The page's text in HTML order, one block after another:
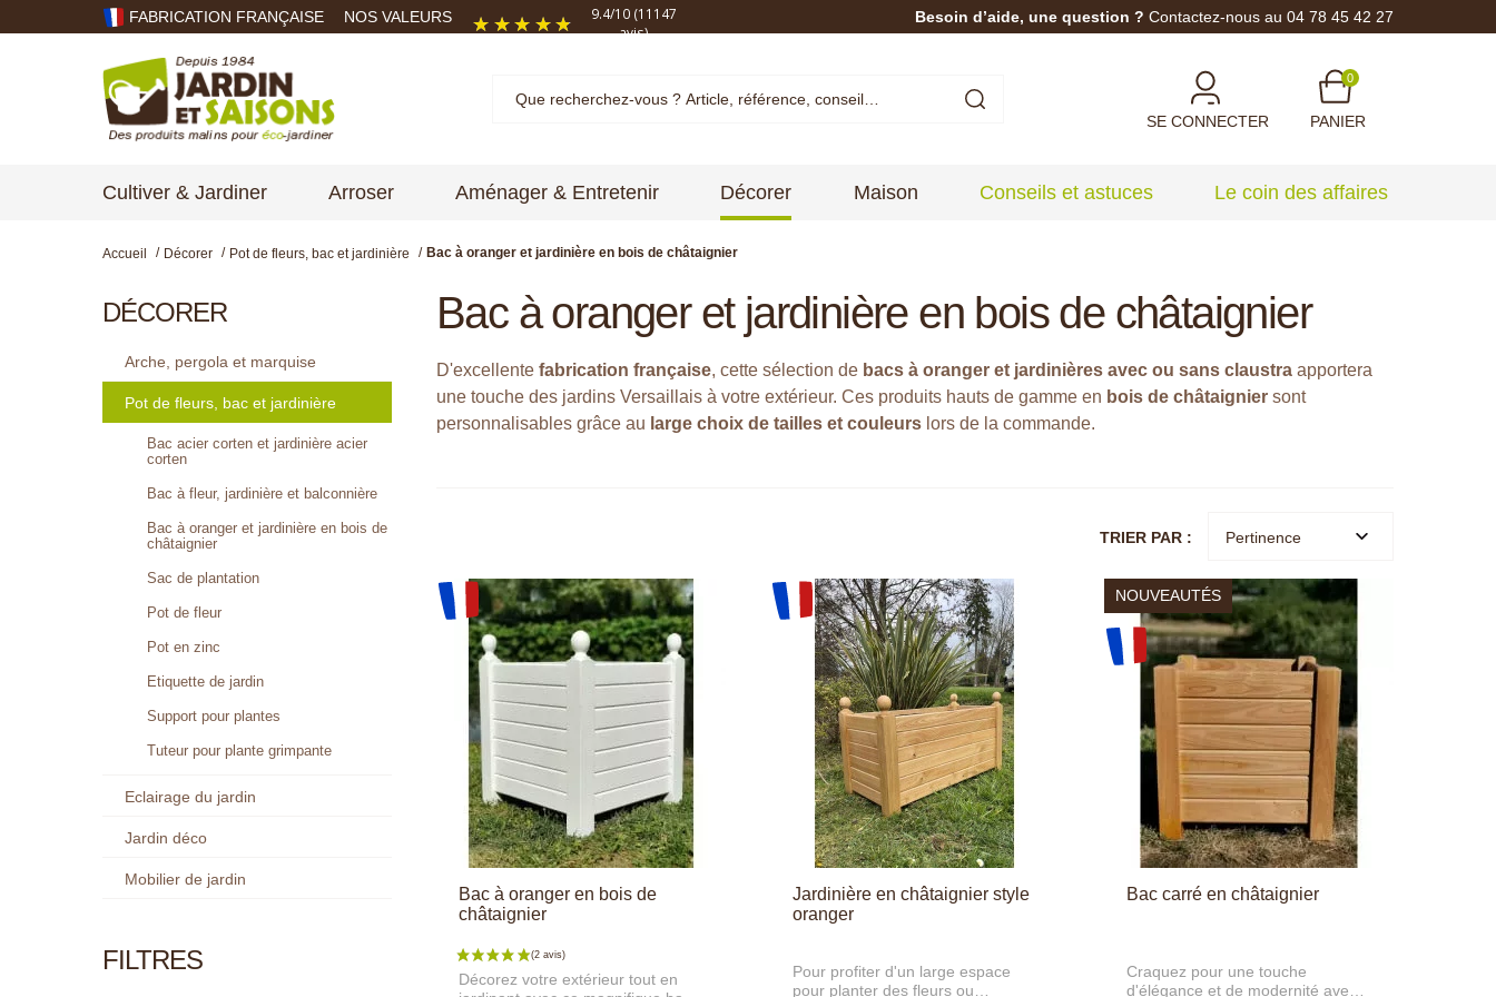
FABRICATION FRANÇAISE NOS VALEURS
avis)
Besoin d’aide, une question ? Contactez-nous au 04 78 45 42 27
SE CONNECTER PANIER
0
Cultiver & Jardiner Arroser Aménager & Entretenir Décorer Maison Conseils et astuces Le coin des affaires
Accueil Décorer Pot de fleurs, bac et jardinière Bac à oranger et jardinière en bois de châtaignier
DÉCORER
Arche, pergola et marquise
Pot de fleurs, bac et jardinière
Bac acier corten et jardinière acier
corten
Bac à fleur, jardinière et balconnière
Bac à oranger et jardinière en bois de
châtaignier
Sac de plantation
Pot de fleur
Pot en zinc
Etiquette de jardin
Support pour plantes
Tuteur pour plante grimpante
Eclairage du jardin
Jardin déco
Mobilier de jardin
FILTRES
Bac à oranger et jardinière en bois de châtaignier
D'excellente fabrication française, cette sélection de bacs à oranger et jardinières avec ou sans claustra apportera
une touche des jardins Versaillais à votre extérieur. Ces produits hauts de gamme en bois de châtaignier sont
personnalisables grâce au large choix de tailles et couleurs lors de la commande.
TRIER PAR : Pertinence
Bac à oranger en bois de
châtaignier
Décorez votre extérieur tout en
Jardinière en châtaignier style
oranger
Pour profiter d'un large espace
pour planter des fleurs ou
NOUVEAUTÉS
Bac carré en châtaignier
Craquez pour une touche
d'élégance et de modernité avec